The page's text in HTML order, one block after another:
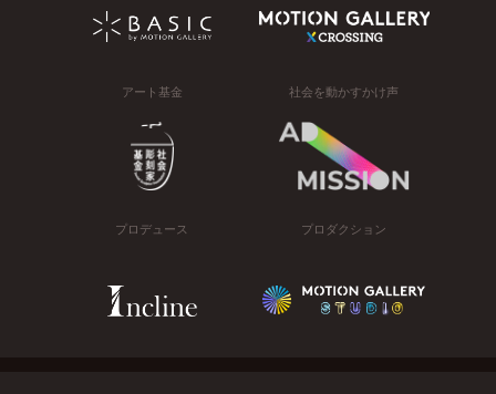
アート基金 社会を動かすかけ声
プロデュース プロダクション